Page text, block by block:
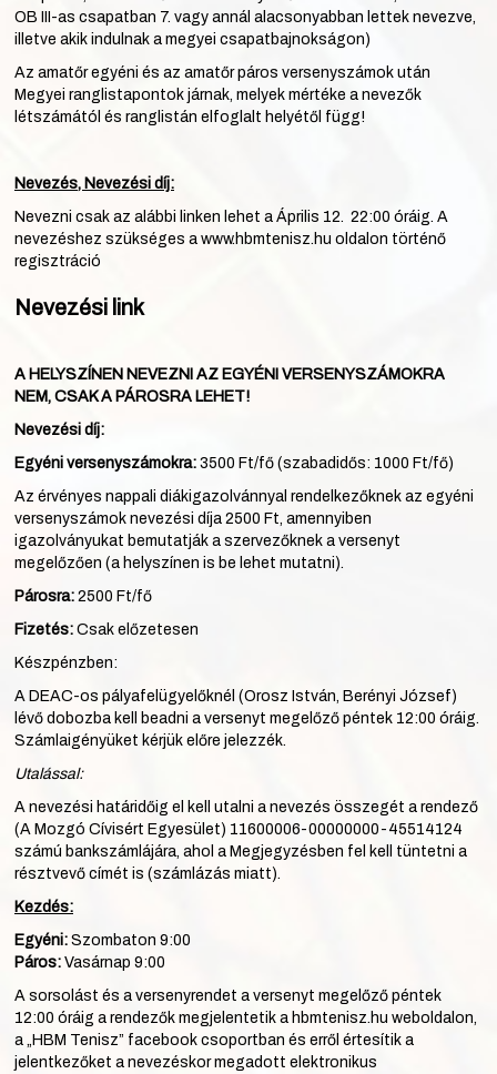
OB III-as csapatban 7. vagy annál alacsonyabban lettek nevezve,
illetve akik indulnak a megyei csapatbajnokságon)
Az amatőr egyéni és az amatőr páros versenyszámok után
Megyei ranglistapontok járnak, melyek mértéke a nevezők
létszámától és ranglistán elfoglalt helyétől függ!
Nevezés, Nevezési díj:
Nevezni csak az alábbi linken lehet a Április 12. 22:00 óráig. A
nevezéshez szükséges a www.hbmtenisz.hu oldalon történő
regisztráció
Nevezési link
A HELYSZÍNEN NEVEZNI AZ EGYÉNI VERSENYSZÁMOKRA
NEM, CSAK A PÁROSRA LEHET!
Nevezési díj:
Egyéni versenyszámokra: 3500 Ft/fő (szabadidős: 1000 Ft/fő)
Az érvényes nappali diákigazolvánnyal rendelkezőknek az egyéni
versenyszámok nevezési díja 2500 Ft, amennyiben
igazolványukat bemutatják a szervezőknek a versenyt
megelőzően (a helyszínen is be lehet mutatni).
Párosra: 2500 Ft/fő
Fizetés: Csak előzetesen
Készpénzben:
A DEAC-os pályafelügyelőknél (Orosz István, Berényi József)
lévő dobozba kell beadni a versenyt megelőző péntek 12:00 óráig.
Számlaigényüket kérjük előre jelezzék.
Utalással:
A nevezési határidőig el kell utalni a nevezés összegét a rendező
(A Mozgó Cívisért Egyesület) 11600006-00000000-45514124
számú bankszámlájára, ahol a Megjegyzésben fel kell tüntetni a
résztvevő címét is (számlázás miatt).
Kezdés:
Egyéni: Szombaton 9:00
Páros: Vasárnap 9:00
A sorsolást és a versenyrendet a versenyt megelőző péntek
12:00 óráig a rendezők megjelentetik a hbmtenisz.hu weboldalon,
a „HBM Tenisz” facebook csoportban és erről értesítik a
jelentkezőket a nevezéskor megadott elektronikus